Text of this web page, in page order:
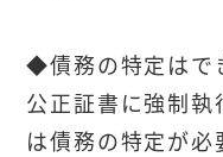
◆債務の特定はで
公正証書に強制
は債務の特定が必